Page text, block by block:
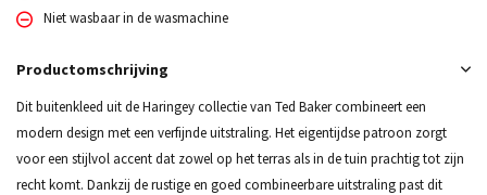
Niet wasbaar in de wasmachine
Productomschrijving
Dit buitenkleed uit de Haringey collectie van Ted Baker combineert een
modern design met een verfijnde uitstraling. Het eigentijdse patroon zorgt
voor een stijlvol accent dat zowel op het terras als in de tuin prachtig tot zijn
recht komt. Dankzij de rustige en goed combineerbare uitstraling past dit